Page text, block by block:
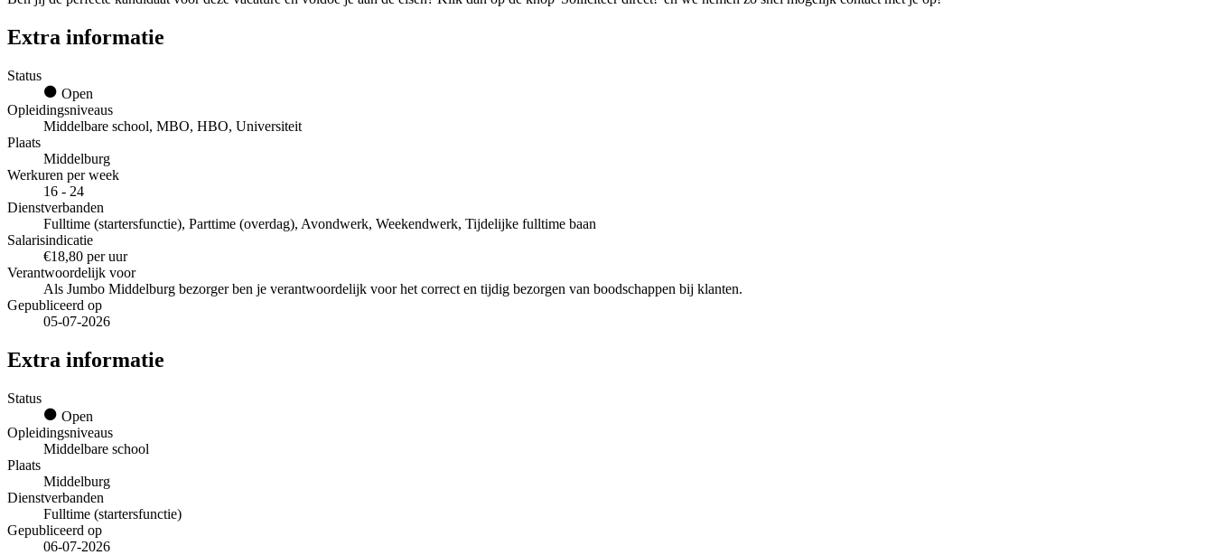
Extra informatie
Status
Open
Opleidingsniveaus
Middelbare school, MBO, HBO, Universiteit
Plaats
Middelburg
Werkuren per week
16 - 24
Dienstverbanden
Fulltime (startersfunctie), Parttime (overdag), Avondwerk, Weekendwerk, Tijdelijke fulltime baan
Salarisindicatie
€18,80 per uur
Verantwoordelijk voor
Als Jumbo Middelburg bezorger ben je verantwoordelijk voor het correct en tijdig bezorgen van boodschappen bij klanten.
Gepubliceerd op
05-07-2026
Extra informatie
Status
Open
Opleidingsniveaus
Middelbare school
Plaats
Middelburg
Dienstverbanden
Fulltime (startersfunctie)
Gepubliceerd op
06-07-2026